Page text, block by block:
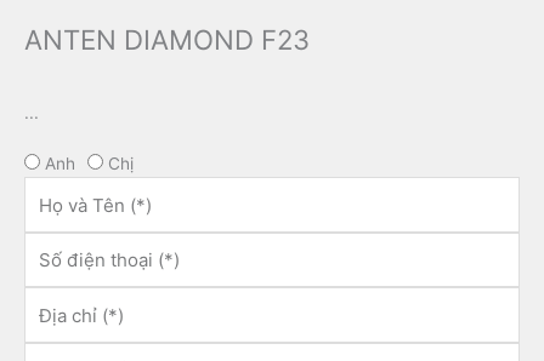
ANTEN DIAMOND F23
...
Anh
Chị
điện
chỉ